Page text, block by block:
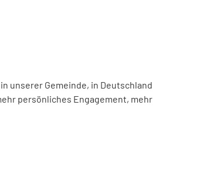
unserer Gemeinde, in Deutschland
persönliches Engagement, mehr